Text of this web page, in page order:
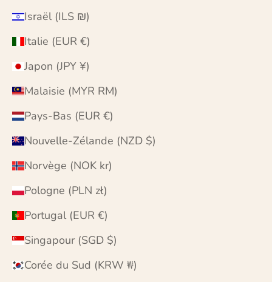
Israël (ILS ₪)
Italie (EUR €)
Japon (JPY ¥)
Malaisie (MYR RM)
Pays-Bas (EUR €)
Nouvelle-Zélande (NZD $)
Norvège (NOK kr)
Pologne (PLN zł)
Portugal (EUR €)
Singapour (SGD $)
Corée du Sud (KRW ₩)